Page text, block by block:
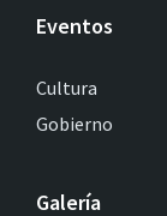
Eventos
Cultura
Gobierno
Galería